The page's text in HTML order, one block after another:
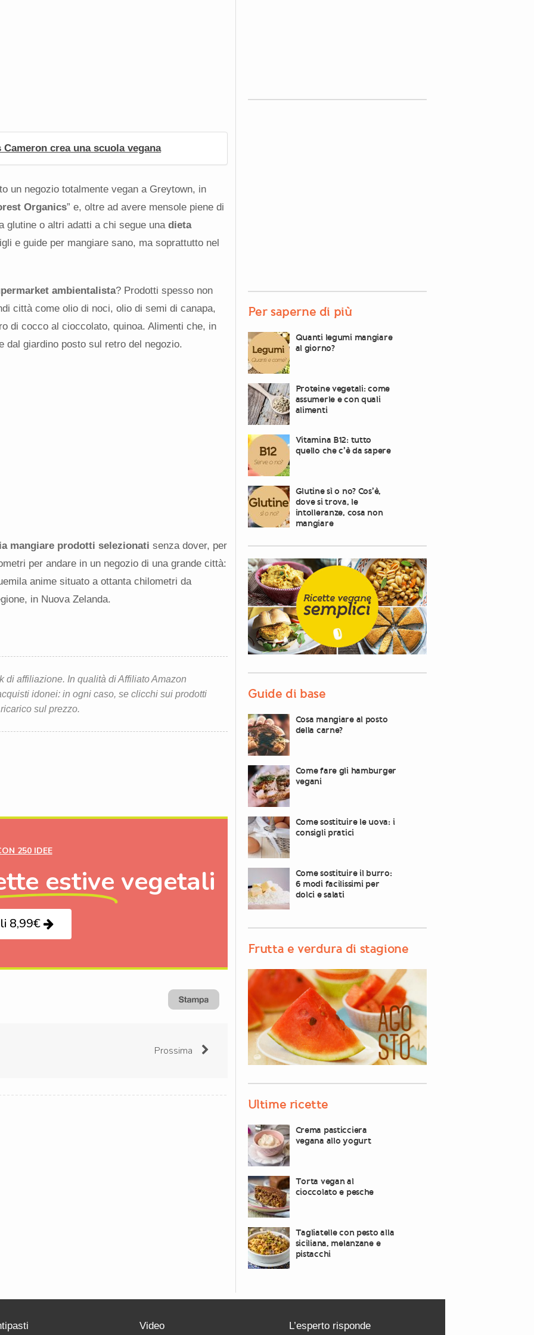
crea una scuola vegana
un negozio totalmente vegan a Greytown, in
Organics” e, oltre ad avere mensole piene di
glutine o altri adatti a chi segue una dieta
e guide per mangiare sano, ma soprattutto nel
ambientalista? Prodotti spesso non
città come olio di noci, olio di semi di canapa,
di cocco al cioccolato, quinoa. Alimenti che, in
dal giardino posto sul retro del negozio.
mangiare prodotti selezionati senza dover, per
per andare in un negozio di una grande città:
anime situato a ottanta chilometri da
in Nuova Zelanda.
di affiliazione. In qualità di Affiliato Amazon
idonei: in ogni caso, se clicchi sui prodotti
sul prezzo.
250 IDEE
estive vegetali
8,99€
Prossima
Per saperne di più
Quanti legumi mangiare
al giorno?
Proteine vegetali: come
assumerle e con quali
alimenti
Vitamina B12: tutto
quello che c’è da sapere
Glutine sì o no? Cos’è,
dove si trova, le
intolleranze, cosa non
mangiare
Guide di base
Cosa mangiare al posto
della carne?
Come fare gli hamburger
vegani
Come sostituire le uova: i
consigli pratici
Come sostituire il burro:
6 modi facilissimi per
dolci e salati
Frutta e verdura di stagione
Ultime ricette
Crema pasticciera
vegana allo yogurt
Torta vegan al
cioccolato e pesche
Tagliatelle con pesto alla
siciliana, melanzane e
pistacchi
Video L’esperto risponde